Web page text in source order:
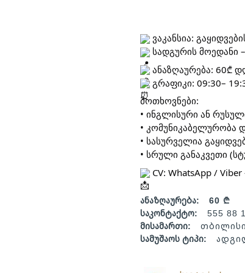
ვაკანსია:
სადგურის მოედანი
ანაზღაურება: 60₾
გრაფიკი: 09:30–
მოთხოვნები:
• ინგლისური ან
• კომუნიკაბელურობა
• სასურველია
• სრული განაკვეთი
CV: WhatsApp /
ანაზღაურება:
60 ₾
საკონტაქტო:
555 88
მისამართი:
თბილისი
სამუშაოს ტიპი: